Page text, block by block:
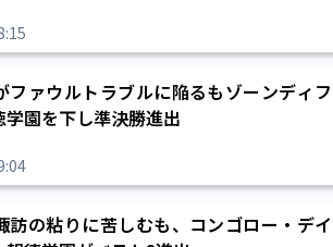
ファウルトラブルに陥るもゾーンディ
園を下し準決勝進出
訪の粘りに苦しむも、コンゴロー・デ